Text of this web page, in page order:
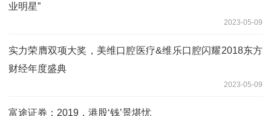
业明星”
2023-05-09
实力荣膺双项大奖，美维口腔医疗&维乐口腔闪耀2018东方
财经年度盛典
2023-05-09
富途证券：2019，港股‘钱’景堪忧